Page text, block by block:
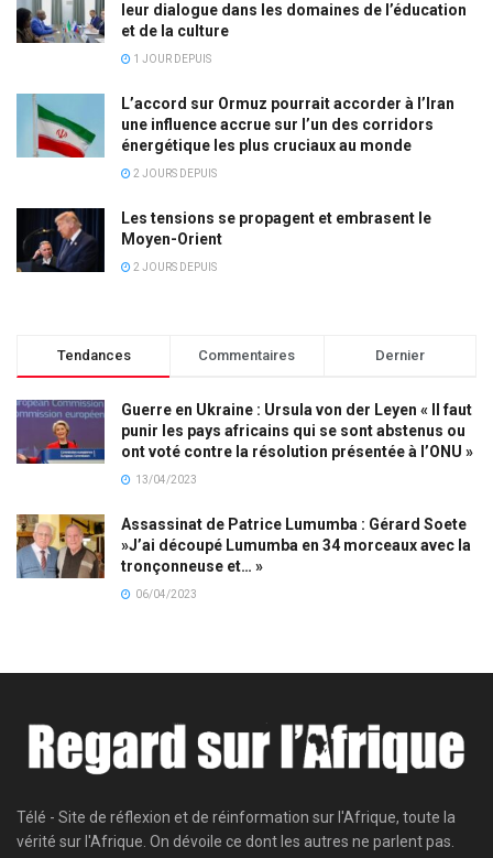
leur dialogue dans les domaines de l’éducation
et de la culture
1 JOUR DEPUIS
L’accord sur Ormuz pourrait accorder à l’Iran
une influence accrue sur l’un des corridors
énergétique les plus cruciaux au monde
2 JOURS DEPUIS
Les tensions se propagent et embrasent le
Moyen-Orient
2 JOURS DEPUIS
Tendances Commentaires Dernier
Guerre en Ukraine : Ursula von der Leyen « Il faut
punir les pays africains qui se sont abstenus ou
ont voté contre la résolution présentée à l’ONU »
13/04/2023
Assassinat de Patrice Lumumba : Gérard Soete
»J’ai découpé Lumumba en 34 morceaux avec la
tronçonneuse et… »
06/04/2023
Télé - Site de réflexion et de réinformation sur l'Afrique, toute la
vérité sur l'Afrique. On dévoile ce dont les autres ne parlent pas.